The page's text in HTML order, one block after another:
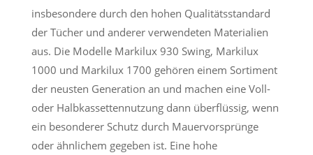
insbesondere durch den hohen Qualitätsstandard
der Tücher und anderer verwendeten Materialien
aus. Die Modelle Markilux 930 Swing, Markilux
1000 und Markilux 1700 gehören einem Sortiment
der neusten Generation an und machen eine Voll-
oder Halbkassettennutzung dann überflüssig, wenn
ein besonderer Schutz durch Mauervorsprünge
oder ähnlichem gegeben ist. Eine hohe